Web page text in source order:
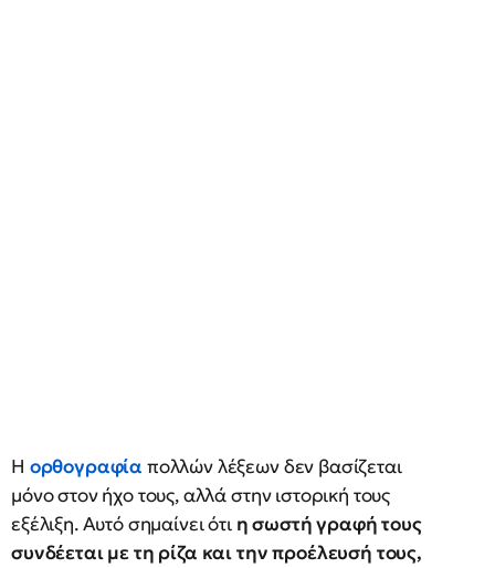
Η ορθογραφία πολλών λέξεων δεν βασίζεται
μόνο στον ήχο τους, αλλά στην ιστορική τους
εξέλιξη. Αυτό σημαίνει ότι η σωστή γραφή τους
συνδέεται με τη ρίζα και την προέλευσή τους,